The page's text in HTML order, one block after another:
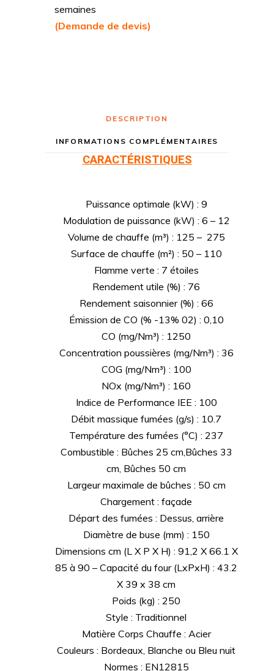
semaines
(Demande de devis)
DESCRIPTION
INFORMATIONS COMPLÉMENTAIRES
CARACTÉRISTIQUES
Puissance optimale (kW) : 9
Modulation de puissance (kW) : 6 – 12
Volume de chauffe (m³) : 125 – 275
Surface de chauffe (m²) : 50 – 110
Flamme verte : 7 étoiles
Rendement utile (%) : 76
Rendement saisonnier (%) : 66
Émission de CO (% -13% 02) : 0,10
CO (mg/Nm³) : 1250
Concentration poussières (mg/Nm³) : 36
COG (mg/Nm³) : 100
NOx (mg/Nm³) : 160
Indice de Performance IEE : 100
Débit massique fumées (g/s) : 10.7
Température des fumées (°C) : 237
Combustible : Bûches 25 cm,Bûches 33
cm, Bûches 50 cm
Largeur maximale de bûches : 50 cm
Chargement : façade
Départ des fumées : Dessus, arrière
Diamètre de buse (mm) : 150
Dimensions cm (L X P X H) : 91,2 X 66.1 X
85 à 90 – Capacité du four (LxPxH) : 43.2
X 39 x 38 cm
Poids (kg) : 250
Style : Traditionnel
Matière Corps Chauffe : Acier
Couleurs : Bordeaux, Blanche ou Bleu nuit
Normes : EN12815